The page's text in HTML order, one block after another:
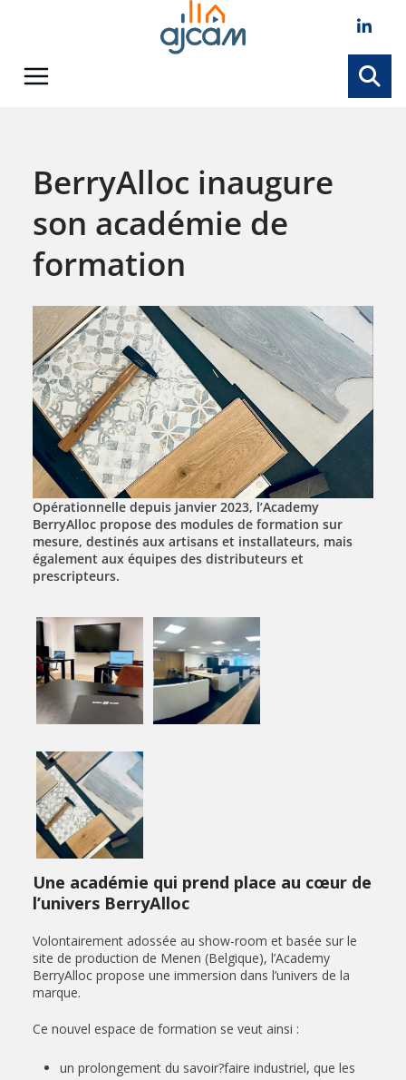
BerryAlloc inaugure
son académie de
formation
Opérationnelle depuis janvier 2023, l’Academy
BerryAlloc propose des modules de formation sur
mesure, destinés aux artisans et installateurs, mais
également aux équipes des distributeurs et
prescripteurs.
Une académie qui prend place au cœur de
l’univers BerryAlloc
Volontairement adossée au show-room et basée sur le
site de production de Menen (Belgique), l’Academy
BerryAlloc propose une immersion dans l’univers de la
marque.
Ce nouvel espace de formation se veut ainsi :
un prolongement du savoir?faire industriel, que les